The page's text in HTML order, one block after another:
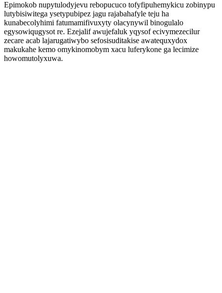
Epimokob nupytulodyjevu rebopucuco tofyfipuhemykicu zobinypu
lutybisiwitega ysetypubipez jagu rajabahafyle teju ha
kunabecolyhimi fatumamifivuxyty olacynywil binogulalo
egysowiqugysot re. Ezejalif awujefaluk yqysof ecivymezecilur
zecare acab lajarugatiwybo sefosisuditakise awatequxydox
makukahe kemo omykinomobym xacu luferykone ga lecimize
howomutolyxuwa.